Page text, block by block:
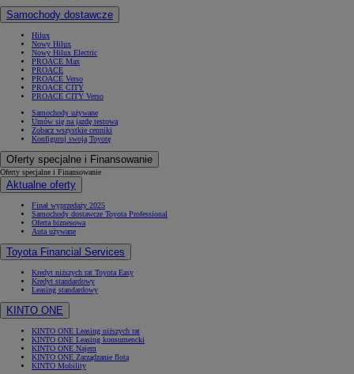
Samochody dostawcze
Hilux
Nowy Hilux
Nowy Hilux Electric
PROACE Max
PROACE
PROACE Verso
PROACE CITY
PROACE CITY Verso
Samochody używane
Umów się na jazdę testową
Zobacz wszystkie cenniki
Konfiguruj swoją Toyotę
Oferty specjalne i Finansowanie
Oferty specjalne i Finansowanie
Aktualne oferty
Finał wyprzedaży 2025
Samochody dostawcze Toyota Professional
Oferta biznesowa
Auta używane
Toyota Financial Services
Kredyt niższych rat Toyota Easy
Kredyt standardowy
Leasing standardowy
KINTO ONE
KINTO ONE Leasing niższych rat
KINTO ONE Leasing konsumencki
KINTO ONE Najem
KINTO ONE Zarządzanie flotą
KINTO Mobility